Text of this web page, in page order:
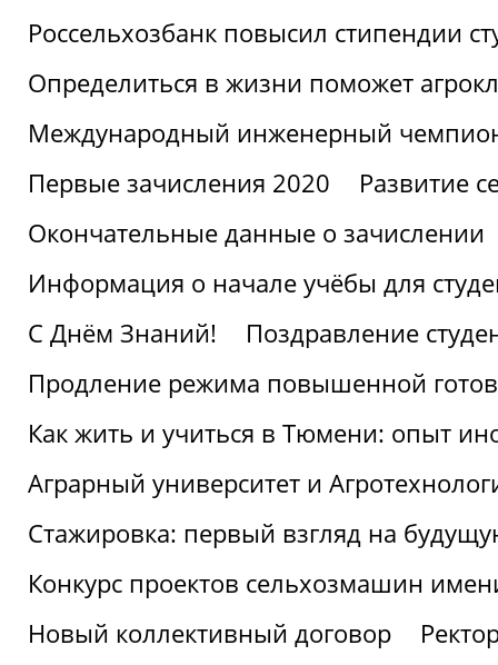
Россельхозбанк повысил стипендии
Определиться в жизни поможет
Международный инженерный
Первые зачисления 2020
Развитие
Окончательные данные о зачислении
Информация о начале учёбы для
С Днём Знаний!
Поздравление
Продление режима повышенной
Как жить и учиться в Тюмени: опыт
Аграрный университет и
Стажировка: первый взгляд на
Конкурс проектов сельхозмашин
Новый коллективный договор